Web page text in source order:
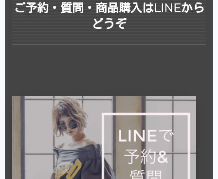
ご予約・質問・商品購入はLINEから
どうぞ